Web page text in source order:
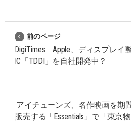
前のページ
DigiTimes：Apple、ディスプレイ
IC「TDDI」を自社開発中？
アイチューンズ、名作映画を期
販売する「Essentials」で「東京